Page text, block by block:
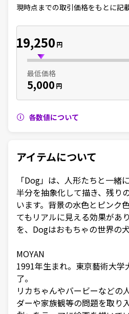
現時点までの取引価格をもとに記
19,250 円
最低価格
5,000 円
各数値について
アイテムについて
「Dog」は、人形たちと一緒
半分を抽象化して描き、残り
います。背景の水色とピンク
てもリアルに見える効果があ
を、Dogはおもちゃの世界の
MOYAN
1991年生まれ。東京藝術大学
了。
リカちゃんやバービーなどの
ダーや家族観等の問題を取り